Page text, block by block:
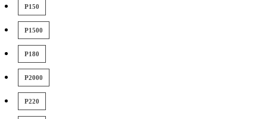
P150
P1500
P180
P2000
P220